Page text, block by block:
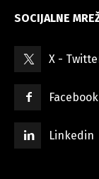
SOCIJALNE
X -
Facebook
Linkedin